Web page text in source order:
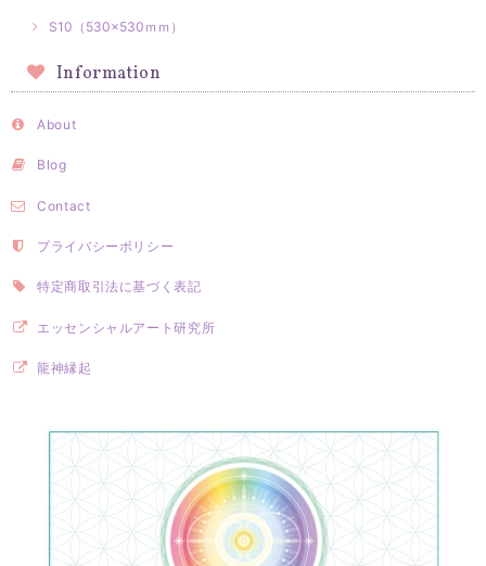
S10（530×530ｍｍ）
Information
About
Blog
Contact
プライバシーポリシー
特定商取引法に基づく表記
エッセンシャルアート研究所
龍神縁起